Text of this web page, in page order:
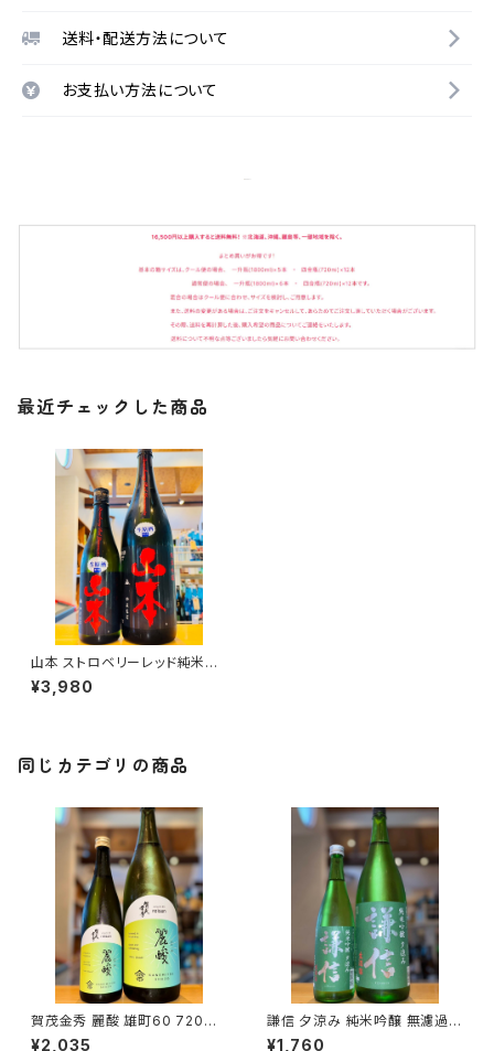
送料・配送方法について
お支払い方法について
最近チェックした商品
山本 ストロベリーレッド純米吟
醸生原酒1800ml１本（山本酒
造・秋田県山本郡八峰町）
¥3,980
同じカテゴリの商品
賀茂金秀 麗酸 雄町60 720ml
１本（金光酒造・広島県東広島市
¥2,035
謙信 夕涼み 純米吟醸 無濾過生
720ml１本（池田屋酒造・新潟
¥1,760